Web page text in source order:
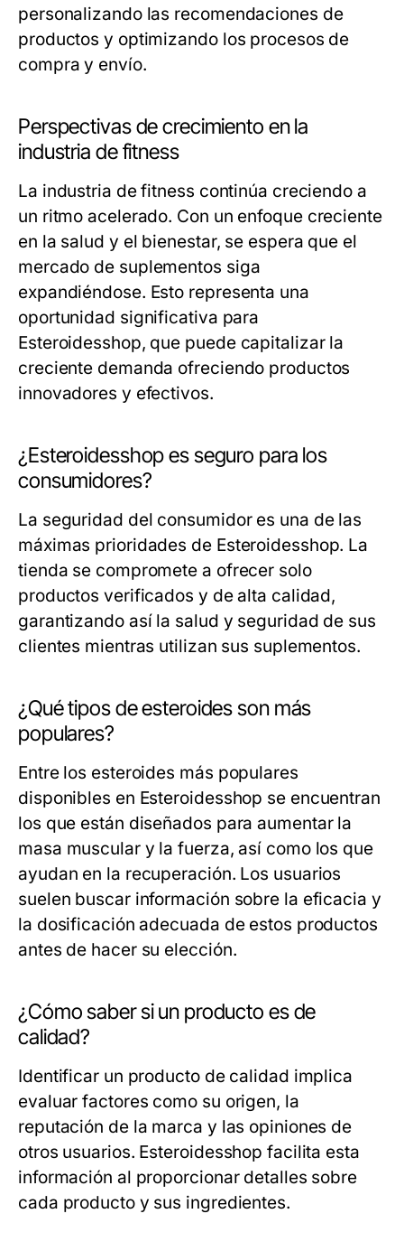
personalizando las recomendaciones de
productos y optimizando los procesos de
compra y envío.
Perspectivas de crecimiento en la
industria de fitness
La industria de fitness continúa creciendo a
un ritmo acelerado. Con un enfoque creciente
en la salud y el bienestar, se espera que el
mercado de suplementos siga
expandiéndose. Esto representa una
oportunidad significativa para
Esteroidesshop, que puede capitalizar la
creciente demanda ofreciendo productos
innovadores y efectivos.
¿Esteroidesshop es seguro para los
consumidores?
La seguridad del consumidor es una de las
máximas prioridades de Esteroidesshop. La
tienda se compromete a ofrecer solo
productos verificados y de alta calidad,
garantizando así la salud y seguridad de sus
clientes mientras utilizan sus suplementos.
¿Qué tipos de esteroides son más
populares?
Entre los esteroides más populares
disponibles en Esteroidesshop se encuentran
los que están diseñados para aumentar la
masa muscular y la fuerza, así como los que
ayudan en la recuperación. Los usuarios
suelen buscar información sobre la eficacia y
la dosificación adecuada de estos productos
antes de hacer su elección.
¿Cómo saber si un producto es de
calidad?
Identificar un producto de calidad implica
evaluar factores como su origen, la
reputación de la marca y las opiniones de
otros usuarios. Esteroidesshop facilita esta
información al proporcionar detalles sobre
cada producto y sus ingredientes.